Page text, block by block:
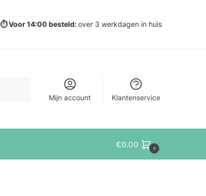
⏱️ Voor 14:00 besteld:over 3 werkdagen in huis
Mijn account Klantenservice
€0.00 0